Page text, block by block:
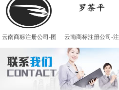
云南商标注册公司-图 云南商标注册公司-注